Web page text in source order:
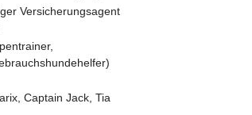
Versicherungsagent
Captain Jack, Tia